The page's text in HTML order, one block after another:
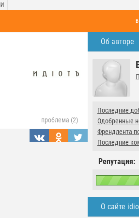
Об авторе
Последние
Одобренные
Френдлента
Последние
Репутация:
О сайте
проблема (2)